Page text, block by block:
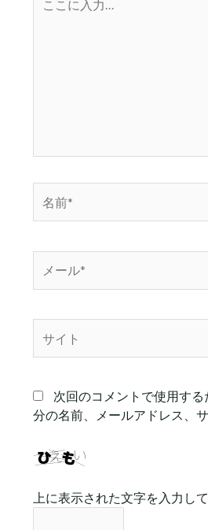
こ
前
ー
*
次回のコメントで使用す
分の名前、メールアドレス、
上に表示された文字を入力し